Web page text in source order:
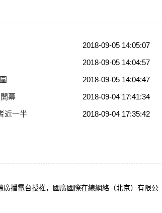
2018-09-05 14:05:07
2018-09-05 14:04:57
2018-09-05 14:04:47
2018-09-04 17:41:34
幕
2018-09-04 17:35:42
近一半
廣播電台授權，國廣國際在線網絡（北京）有限公